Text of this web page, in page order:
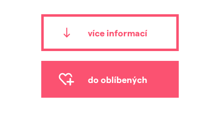
více informací
do oblíbených